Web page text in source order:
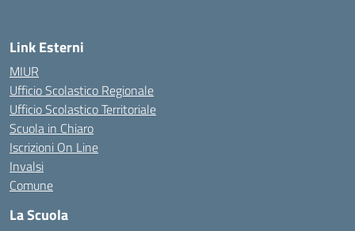
Link Esterni
MIUR
Ufficio Scolastico Regionale
Ufficio Scolastico Territoriale
Scuola in Chiaro
Iscrizioni On Line
Invalsi
Comune
La Scuola